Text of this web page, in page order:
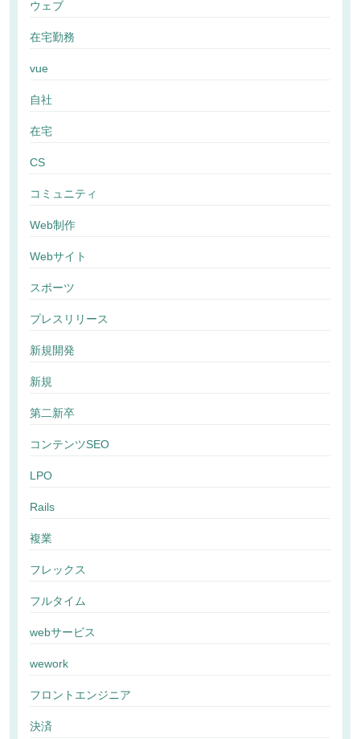
ウェブ
在宅勤務
vue
自社
在宅
CS
コミュニティ
Web制作
Webサイト
スポーツ
プレスリリース
新規開発
新規
第二新卒
コンテンツSEO
LPO
Rails
複業
フレックス
フルタイム
webサービス
wework
フロントエンジニア
決済